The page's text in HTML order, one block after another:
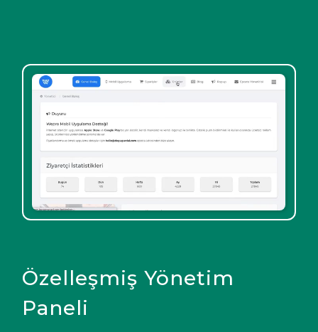
Özelleşmiş Yönetim
Paneli